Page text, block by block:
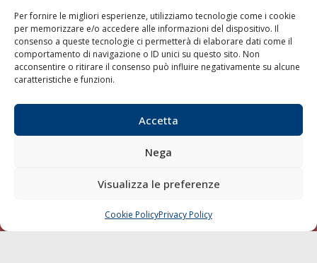
Per fornire le migliori esperienze, utilizziamo tecnologie come i cookie
per memorizzare e/o accedere alle informazioni del dispositivo. Il
consenso a queste tecnologie ci permetterà di elaborare dati come il
comportamento di navigazione o ID unici su questo sito. Non
acconsentire o ritirare il consenso può influire negativamente su alcune
caratteristiche e funzioni.
Accetta
Nega
Visualizza le preferenze
Cookie PolicyPrivacy Policy
Trasporti
Varie
Sostenibilità
Compagnie di Navigazione
Blue economy
Diporto
Chi siamo
SEGUI
CHIAMA SCRIVI